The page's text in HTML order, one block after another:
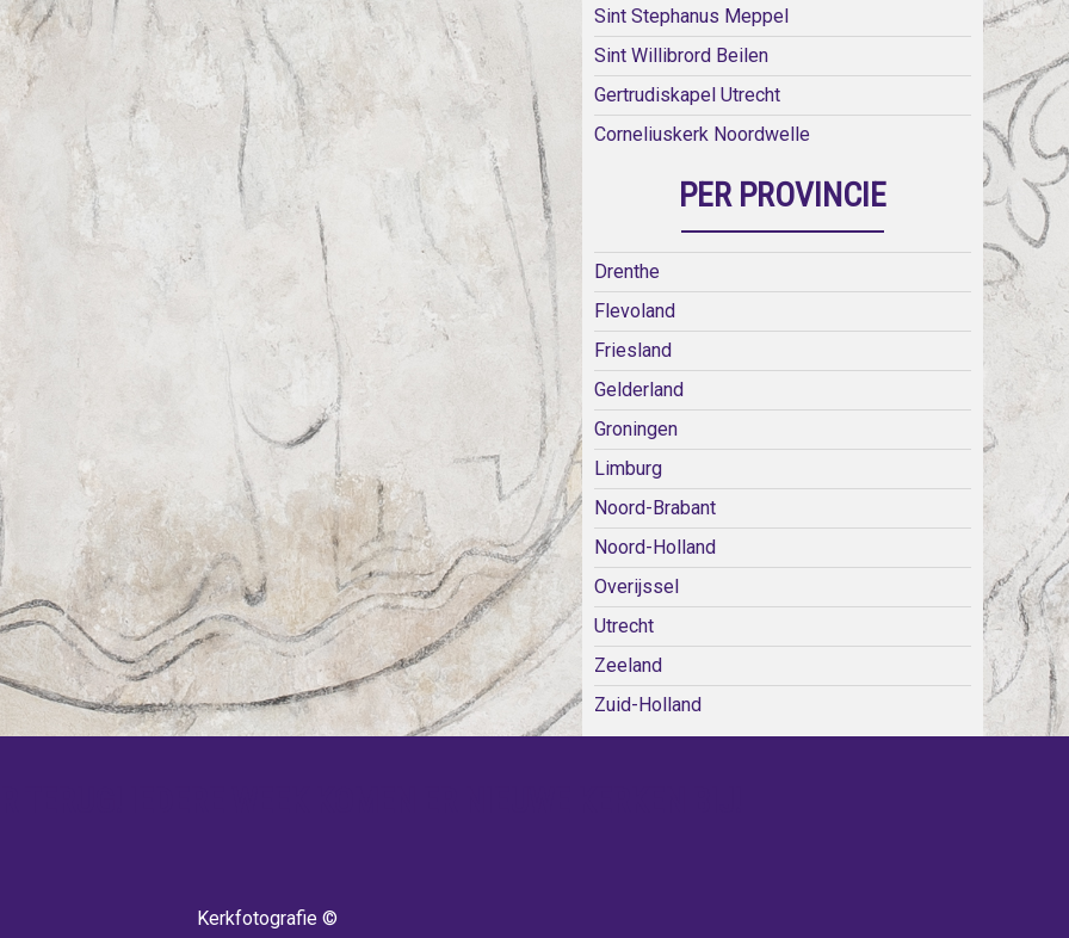
Sint Stephanus Meppel
Sint Willibrord Beilen
Gertrudiskapel Utrecht
Corneliuskerk Noordwelle
PER PROVINCIE
Drenthe
Flevoland
Friesland
Gelderland
Groningen
Limburg
Noord-Brabant
Noord-Holland
Overijssel
Utrecht
Zeeland
Zuid-Holland
Kerkfotografie ©